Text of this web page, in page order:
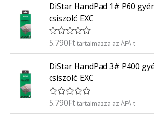
/
5
é
e
l
s
:
/
5
DiStar HandPad 1# P60
csiszoló EXC
É
é
e
l
é
s
:
5.790Ft tartalmazza az ÁFÁ-t
DiStar HandPad 3# P400
csiszoló EXC
É
5.790Ft tartalmazza az ÁFÁ-t